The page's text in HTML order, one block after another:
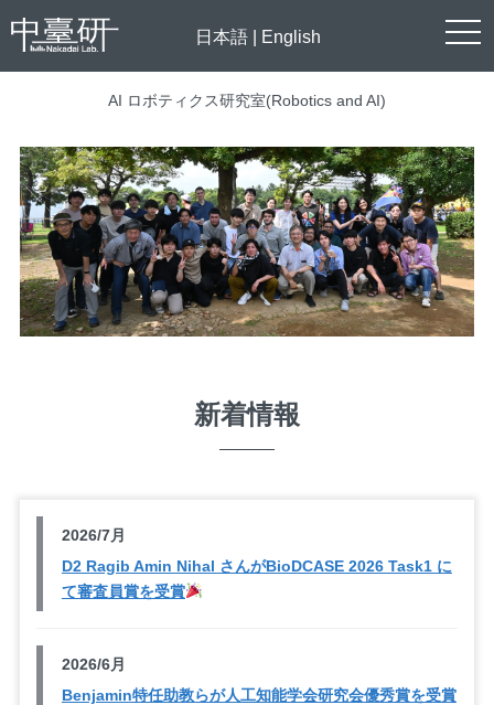
日本語 English
AI ロボティクス研究室(Robotics and AI)
新着情報
2026/7月
D2 Ragib Amin Nihal さんがBioDCASE 2026 Task1 に
て審査員賞を受賞
2026/6月
Benjamin特任助教らが人工知能学会研究会優秀賞を受賞